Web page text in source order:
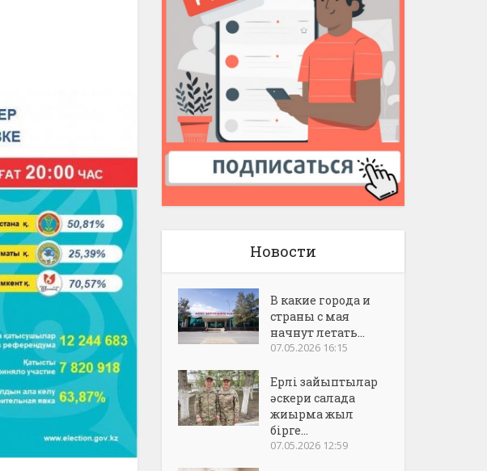
Новости
В какие города и
страны с мая
начнут летать...
07.05.2026 16:15
Ерлі зайыптылар
әскери салада
жиырма жыл
бірге...
07.05.2026 12:59